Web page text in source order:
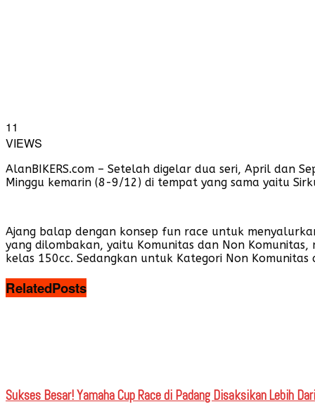
11
VIEWS
AlanBIKERS.com – Setelah digelar dua seri, April dan
Minggu kemarin (8-9/12) di tempat yang sama yaitu
Ajang balap dengan konsep fun race untuk
yang dilombakan, yaitu Komunitas dan Non Komunitas,
kelas 150cc. Sedangkan untuk Kategori Non Komunitas
RelatedPosts
Sukses Besar! Yamaha Cup Race di Padang Disaksikan Lebih